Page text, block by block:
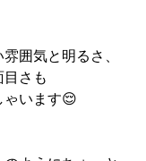
囲気と明るさ、
目さも
ゃいます😌